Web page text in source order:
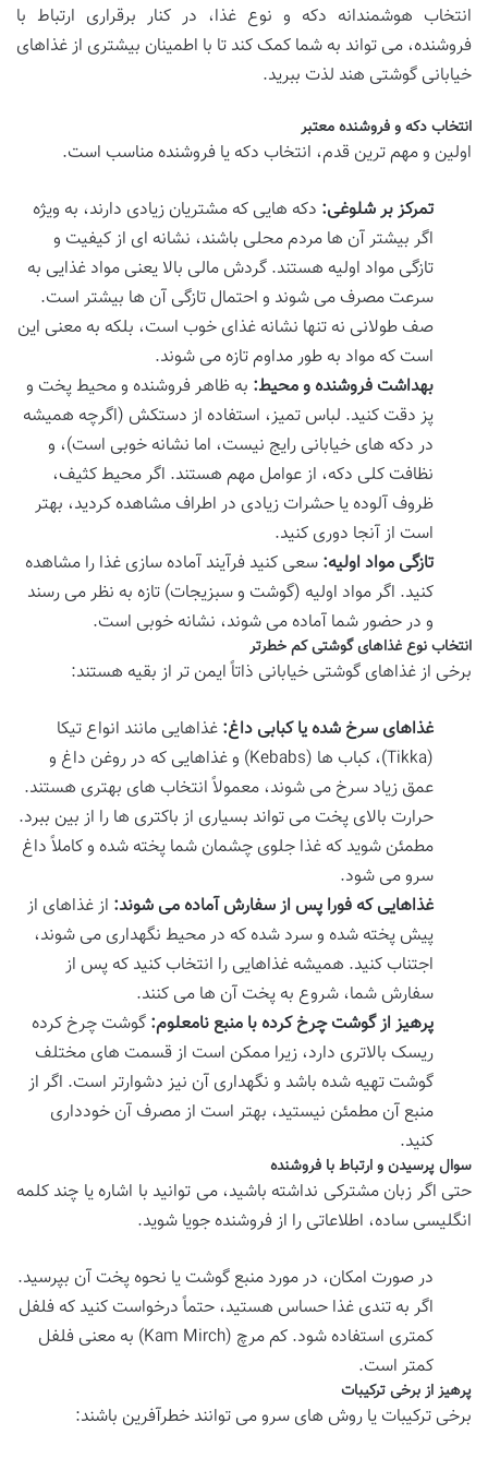
انتخاب هوشمندانه دکه و نوع غذا، در کنار برقراری ارتباط با
فروشنده، می تواند به شما کمک کند تا با اطمینان بیشتری از غذاهای
خیابانی گوشتی هند لذت ببرید.
انتخاب دکه و فروشنده معتبر
اولین و مهم ترین قدم، انتخاب دکه یا فروشنده مناسب است.
تمرکز بر شلوغی: دکه هایی که مشتریان زیادی دارند، به ویژه
اگر بیشتر آن ها مردم محلی باشند، نشانه ای از کیفیت و
تازگی مواد اولیه هستند. گردش مالی بالا یعنی مواد غذایی به
سرعت مصرف می شوند و احتمال تازگی آن ها بیشتر است.
صف طولانی نه تنها نشانه غذای خوب است، بلکه به معنی این
است که مواد به طور مداوم تازه می شوند.
بهداشت فروشنده و محیط: به ظاهر فروشنده و محیط پخت و
پز دقت کنید. لباس تمیز، استفاده از دستکش (اگرچه همیشه
در دکه های خیابانی رایج نیست، اما نشانه خوبی است)، و
نظافت کلی دکه، از عوامل مهم هستند. اگر محیط کثیف،
ظروف آلوده یا حشرات زیادی در اطراف مشاهده کردید، بهتر
است از آنجا دوری کنید.
تازگی مواد اولیه: سعی کنید فرآیند آماده سازی غذا را مشاهده
کنید. اگر مواد اولیه (گوشت و سبزیجات) تازه به نظر می رسند
و در حضور شما آماده می شوند، نشانه خوبی است.
انتخاب نوع غذاهای گوشتی کم خطرتر
برخی از غذاهای گوشتی خیابانی ذاتاً ایمن تر از بقیه هستند:
غذاهای سرخ شده یا کبابی داغ: غذاهایی مانند انواع تیکا
(Tikka)، کباب ها (Kebabs) و غذاهایی که در روغن داغ و
عمق زیاد سرخ می شوند، معمولاً انتخاب های بهتری هستند.
حرارت بالای پخت می تواند بسیاری از باکتری ها را از بین ببرد.
مطمئن شوید که غذا جلوی چشمان شما پخته شده و کاملاً داغ
سرو می شود.
غذاهایی که فورا پس از سفارش آماده می شوند: از غذاهای از
پیش پخته شده و سرد شده که در محیط نگهداری می شوند،
اجتناب کنید. همیشه غذاهایی را انتخاب کنید که پس از
سفارش شما، شروع به پخت آن ها می کنند.
پرهیز از گوشت چرخ کرده با منبع نامعلوم: گوشت چرخ کرده
ریسک بالاتری دارد، زیرا ممکن است از قسمت های مختلف
گوشت تهیه شده باشد و نگهداری آن نیز دشوارتر است. اگر از
منبع آن مطمئن نیستید، بهتر است از مصرف آن خودداری
کنید.
سوال پرسیدن و ارتباط با فروشنده
حتی اگر زبان مشترکی نداشته باشید، می توانید با اشاره یا چند کلمه
انگلیسی ساده، اطلاعاتی را از فروشنده جویا شوید.
در صورت امکان، در مورد منبع گوشت یا نحوه پخت آن بپرسید.
اگر به تندی غذا حساس هستید، حتماً درخواست کنید که فلفل
کمتری استفاده شود. کم مرچ (Kam Mirch) به معنی فلفل
کمتر است.
پرهیز از برخی ترکیبات
برخی ترکیبات یا روش های سرو می توانند خطرآفرین باشند: